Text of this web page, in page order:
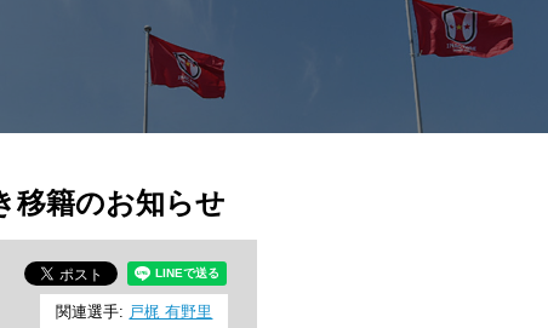
移籍のお知らせ
関連選手: 戸梶 有野里